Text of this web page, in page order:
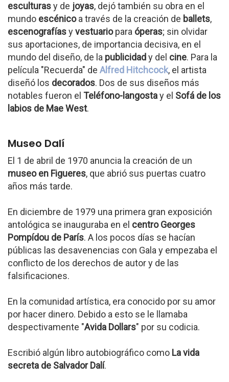
esculturasy de joyas, dejó también su obra en el
mundo escénicoa través de la creación de ballets,
escenografíasyvestuariopara óperas; sin olvidar
sus aportaciones, de importancia decisiva, en el
mundo del diseño, de la publicidady del cine. Para la
película "Recuerda" de Alfred Hitchcock, el artista
diseñó los decorados. Dos de sus diseños más
notables fueron el Teléfono-langostay el Sofá de los
labios de Mae West.
Museo Dalí
El 1 de abril de 1970 anuncia la creación de un
museo en Figueres, que abrió sus puertas cuatro
años más tarde.
En diciembre de 1979 una primera gran exposición
antológica se inauguraba en el centro Georges
Pompídou de París. A los pocos días se hacían
públicas las desavenencias con Gala y empezaba el
conflicto de los derechos de autor y de las
falsificaciones.
En la comunidad artística, era conocido por su amor
por hacer dinero. Debido a esto se le llamaba
despectivamente "Avida Dollars" por su codicia.
Escribió algún libro autobiográfico como La vida
secreta de Salvador Dalí.